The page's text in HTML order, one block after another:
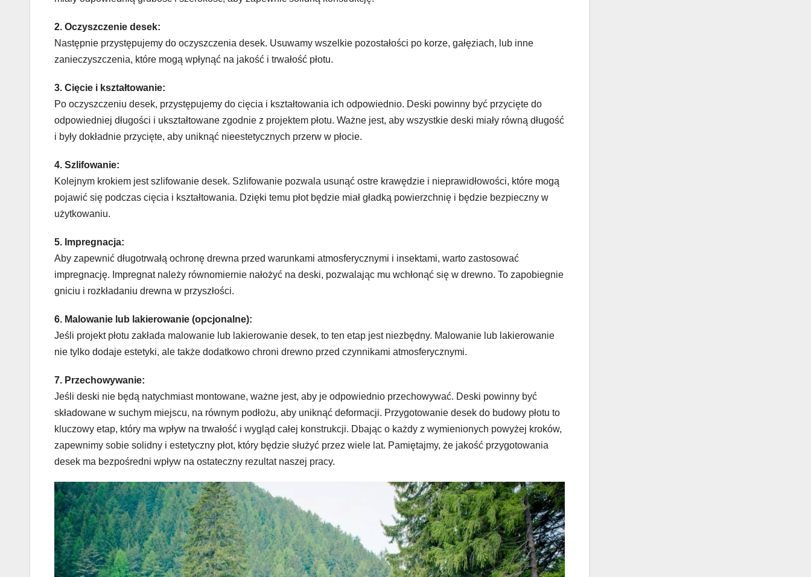
2. Oczyszczenie desek:
Następnie przystępujemy do oczyszczenia desek. Usuwamy wszelkie pozostałości po korze, gałęziach, lub inne
zanieczyszczenia, które mogą wpłynąć na jakość i trwałość płotu.
3. Cięcie i kształtowanie:
Po oczyszczeniu desek, przystępujemy do cięcia i kształtowania ich odpowiednio. Deski powinny być przycięte do
odpowiedniej długości i ukształtowane zgodnie z projektem płotu. Ważne jest, aby wszystkie deski miały równą długość
i były dokładnie przycięte, aby uniknąć nieestetycznych przerw w płocie.
4. Szlifowanie:
Kolejnym krokiem jest szlifowanie desek. Szlifowanie pozwala usunąć ostre krawędzie i nieprawidłowości, które mogą
pojawić się podczas cięcia i kształtowania. Dzięki temu płot będzie miał gładką powierzchnię i będzie bezpieczny w
użytkowaniu.
5. Impregnacja:
Aby zapewnić długotrwałą ochronę drewna przed warunkami atmosferycznymi i insektami, warto zastosować
impregnację. Impregnat należy równomiernie nałożyć na deski, pozwalając mu wchłonąć się w drewno. To zapobiegnie
gniciu i rozkładaniu drewna w przyszłości.
6. Malowanie lub lakierowanie (opcjonalne):
Jeśli projekt płotu zakłada malowanie lub lakierowanie desek, to ten etap jest niezbędny. Malowanie lub lakierowanie
nie tylko dodaje estetyki, ale także dodatkowo chroni drewno przed czynnikami atmosferycznymi.
7. Przechowywanie:
Jeśli deski nie będą natychmiast montowane, ważne jest, aby je odpowiednio przechowywać. Deski powinny być
składowane w suchym miejscu, na równym podłożu, aby uniknąć deformacji. Przygotowanie desek do budowy płotu to
kluczowy etap, który ma wpływ na trwałość i wygląd całej konstrukcji. Dbając o każdy z wymienionych powyżej kroków,
zapewnimy sobie solidny i estetyczny płot, który będzie służyć przez wiele lat. Pamiętajmy, że jakość przygotowania
desek ma bezpośredni wpływ na ostateczny rezultat naszej pracy.